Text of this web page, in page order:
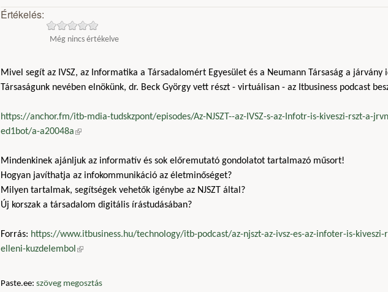
Értékelés:
Még nincs értékelve
Mivel segít az IVSZ, az Informatika a Társadalomért Egyesület és a Neumann Társaság a járvány
Társaságunk nevében elnökünk, dr. Beck György vett részt - virtuálisan - az Itbusiness podcast
https://anchor.fm/itb-mdia-tudskzpont/episodes/Az-NJSZT--az-IVSZ-s-az-Infotr-is-kiveszi-rszt-a-
ed1bot/a-a20048a(külső hivatkozás)
Mindenkinek ajánljuk az informatív és sok előremutató gondolatot tartalmazó műsort!
Hogyan javíthatja az infokommunikáció az életminőséget?
Milyen tartalmak, segítségek vehetők igénybe az NJSZT által?
Új korszak a társadalom digitális írástudásában?
Forrás: https://www.itbusiness.hu/technology/itb-podcast/az-njszt-az-ivsz-es-az-infoter-is-kiveszi-
elleni-kuzdelembol (külső hivatkozás)
Paste.ee: szöveg megosztás